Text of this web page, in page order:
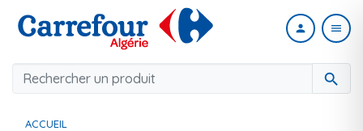
search
person menu
ACCUEIL